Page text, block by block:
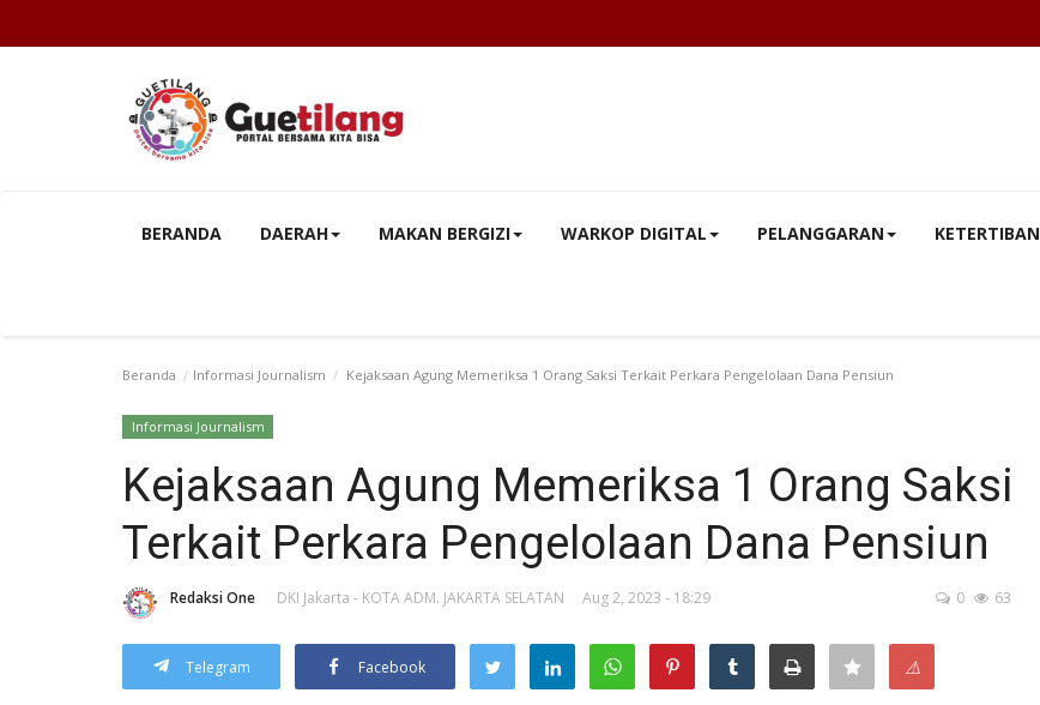
BERANDA DAERAH MAKAN BERGIZI WARKOP DIGITAL PELANGGARAN KETERTIBAN
Beranda Informasi Journalism Kejaksaan Agung Memeriksa 1 Orang Saksi Terkait Perkara Pengelolaan Dana Pensiun
Informasi Journalism
Kejaksaan Agung Memeriksa 1 Orang Saksi
Terkait Perkara Pengelolaan Dana Pensiun
Redaksi One DKI Jakarta - KOTA ADM. JAKARTA SELATAN Aug 2, 2023 - 18:29 0 63
Telegram Facebook ⚠